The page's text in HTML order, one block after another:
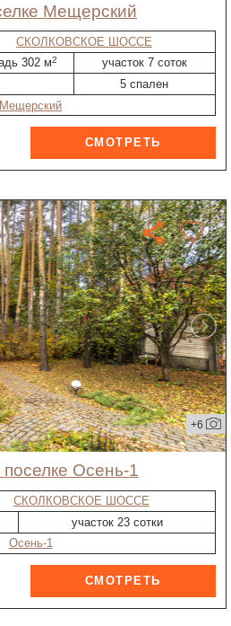
Мещерский
СКОЛКОВСКОЕ ШОССЕ
302 м2
участок 7 соток
5 спален
Мещерский
+6
поселке Осень-1
СКОЛКОВСКОЕ ШОССЕ
участок 23 сотки
Осень-1